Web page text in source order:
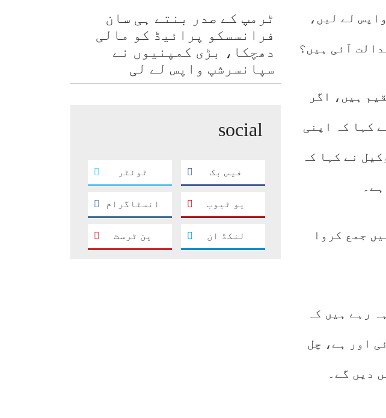
ٹرمپ کے صدر بنتے ہی سان
فرانسسکو پرائیڈ کو مالی
دھچکا، بڑی کمپنیوں نے
سپانسرشپ واپس لے لی
social
فیس بک ٹوئٹر
یو ٹیوب انسٹاگرام
لنکڈ ان پن ٹرسٹ
لے لیں،
آئی ہیں؟
ہیں، اگر
کہا کہ اپنی
نے کہا کہ
جمع کروا
رہے ہیں کہ
اور ہے، چل
دیں گے۔